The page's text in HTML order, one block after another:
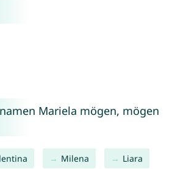
Mariela mögen, mögen
Milena Liara